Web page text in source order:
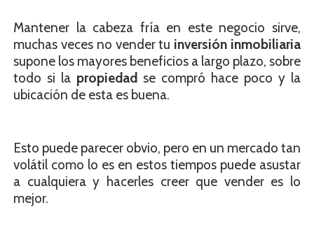
Mantener la cabeza fría en este negocio sirve,
muchas veces no vender tu inversión inmobiliaria
supone los mayores beneficios a largo plazo, sobre
todo si la propiedad se compró hace poco y la
ubicación de esta es buena.
Esto puede parecer obvio, pero en un mercado tan
volátil como lo es en estos tiempos puede asustar
a cualquiera y hacerles creer que vender es lo
mejor.